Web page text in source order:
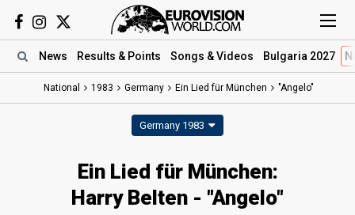
News Results & Points Songs & Videos Bulgaria 2027
National 1983 Germany Ein Lied für München "Angelo"
Germany 1983
Ein Lied für München:
Harry Belten - "Angelo"